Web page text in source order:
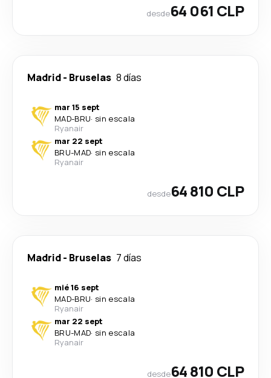
desde64 061 CLP
Madrid- Bruselas 8 días
mar 15 sept
MAD-BRU· sin escala
Ryanair
mar 22 sept
BRU-MAD· sin escala
Ryanair
desde64 810 CLP
Madrid- Bruselas 7 días
mié 16 sept
MAD-BRU· sin escala
Ryanair
mar 22 sept
BRU-MAD· sin escala
Ryanair
desde64 810 CLP